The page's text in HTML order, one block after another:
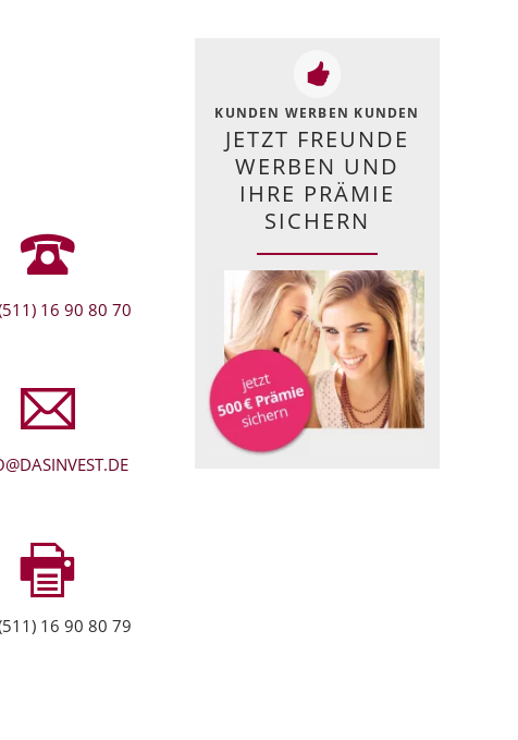
16 90 80 70
16 90 80 79
KUNDEN WERBEN KUNDEN
JETZT FREUNDE
WERBEN UND
IHRE PRÄMIE
SICHERN